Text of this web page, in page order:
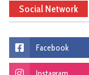
Social Network
Facebook